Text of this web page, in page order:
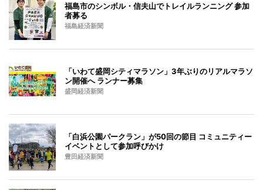
福島市のシンボル・信夫山でトレイルランニング 参加
者募る
福島経済新聞
「いわて盛岡シティマラソン」3年ぶりのリアルマラソ
ン開催へ ランナー募集
盛岡経済新聞
「白浜公園パークラン」が50回の節目 コミュニティー
イベントとして参加呼びかけ
豊田経済新聞